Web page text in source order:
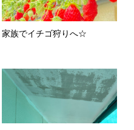
家族でイチゴ狩りへ☆